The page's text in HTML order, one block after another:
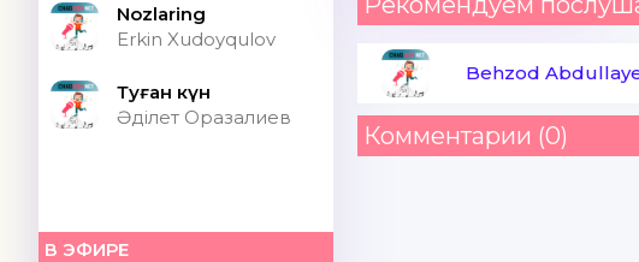
Nozlaring
Erkin Xudoyqulov
Туған күн
Әділет Оразалиев
В ЭФИРЕ
Behzod
Комментарии (0)